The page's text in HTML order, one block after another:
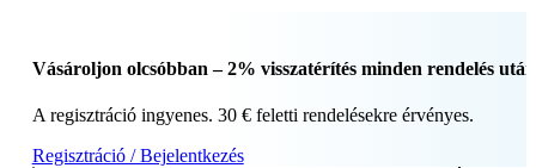
Vásároljon olcsóbban – 2% visszatérítés minden rendelés után
A regisztráció ingyenes. 30 € feletti rendelésekre érvényes.
Regisztráció / Bejelentkezés